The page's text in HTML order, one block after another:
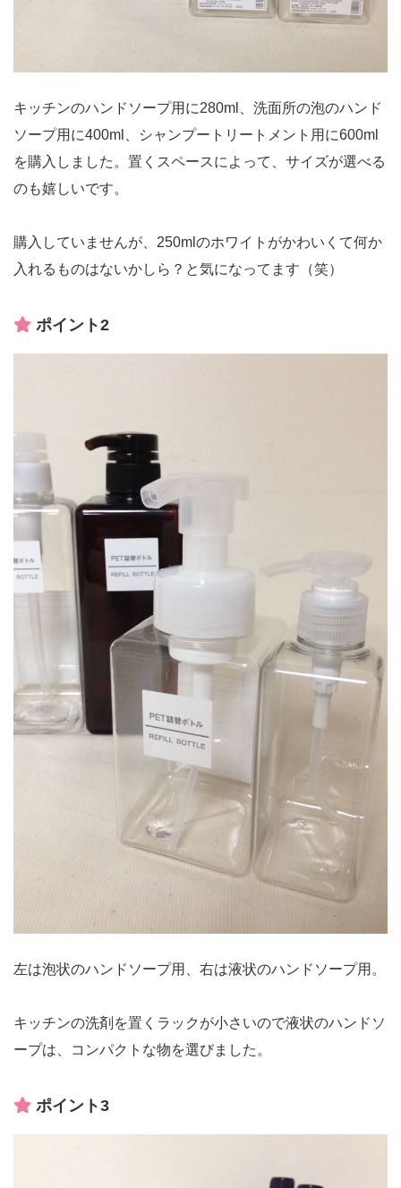
キッチンのハンドソープ用に280ml、洗面所の泡のハンド
ソープ用に400ml、シャンプートリートメント用に600ml
を購入しました。置くスペースによって、サイズが選べる
のも嬉しいです。
購入していませんが、250mlのホワイトがかわいくて何か
入れるものはないかしら？と気になってます（笑）
ポイント2
左は泡状のハンドソープ用、右は液状のハンドソープ用。
キッチンの洗剤を置くラックが小さいので液状のハンドソ
ープは、コンパクトな物を選びました。
ポイント3